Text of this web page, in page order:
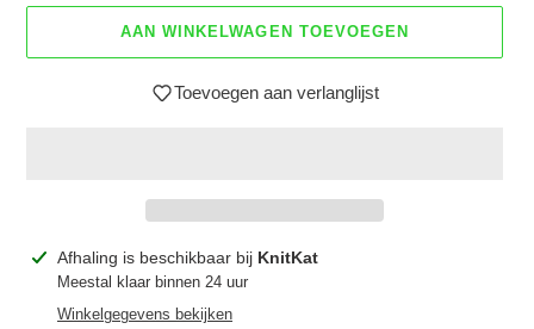
AAN WINKELWAGEN TOEVOEGEN
Toevoegen aan verlanglijst
Product
toegevoegen
Afhaling is beschikbaar bij KnitKat
Meestal klaar binnen 24 uur
Winkelgegevens bekijken